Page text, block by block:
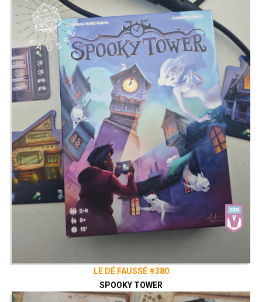
LE DÉ FAUSSÉ #380
SPOOKY TOWER